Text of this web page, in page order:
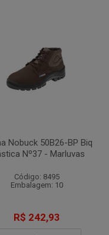
Nobuck 50B26-BP Biq
Nº37 - Marluvas
Código: 8495
Embalagem: 10
R$ 242,93